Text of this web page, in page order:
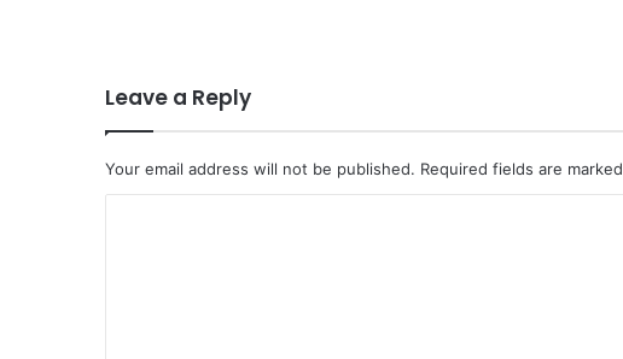
Leave a Reply
Your email address will not be published. Required fields are marked